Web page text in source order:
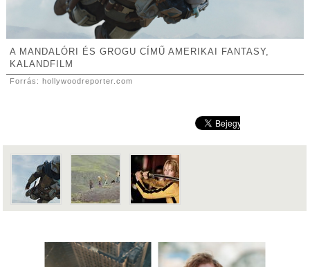
A MANDALÓRI ÉS GROGU CÍMŰ AMERIKAI FANTASY,
KALANDFILM
Forrás: hollywoodreporter.com